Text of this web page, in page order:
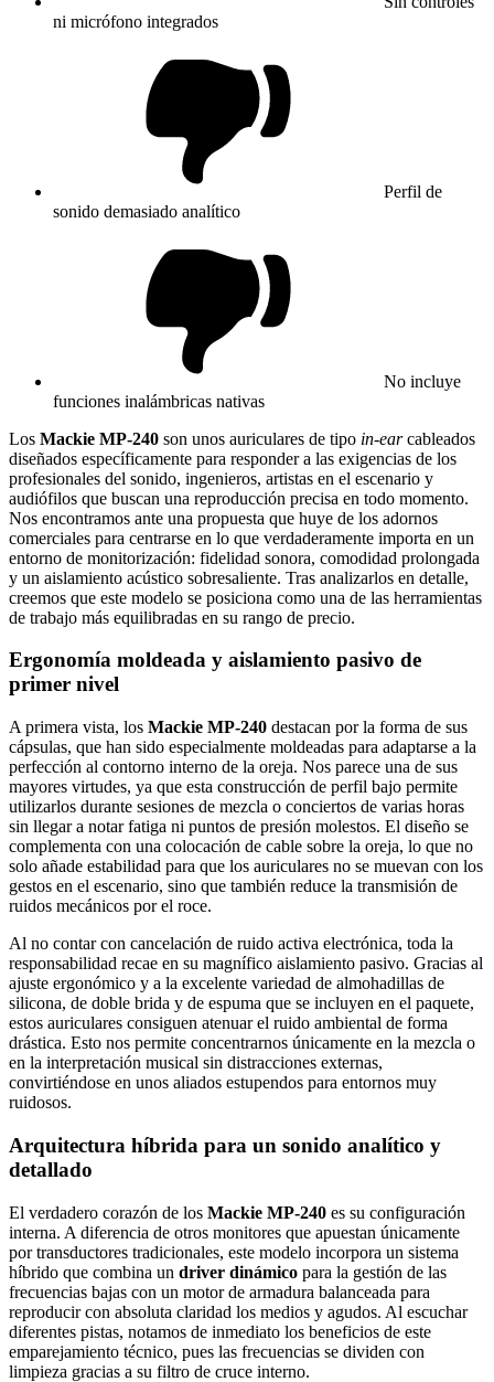
ni micrófono integrados
Perfil de
sonido demasiado analítico
No incluye
funciones inalámbricas nativas
Los Mackie MP-240 son unos auriculares de tipo in-earcableados
diseñados específicamente para responder a las exigencias de los
profesionales del sonido, ingenieros, artistas en el escenario y
audiófilos que buscan una reproducción precisa en todo momento.
Nos encontramos ante una propuesta que huye de los adornos
comerciales para centrarse en lo que verdaderamente importa en un
entorno de monitorización: fidelidad sonora, comodidad prolongada
y un aislamiento acústico sobresaliente. Tras analizarlos en detalle,
creemos que este modelo se posiciona como una de las herramientas
de trabajo más equilibradas en su rango de precio.
Ergonomía moldeada y aislamiento pasivo de
primer nivel
A primera vista, los Mackie MP-240 destacan por la forma de sus
cápsulas, que han sido especialmente moldeadas para adaptarse a la
perfección al contorno interno de la oreja. Nos parece una de sus
mayores virtudes, ya que esta construcción de perfil bajo permite
utilizarlos durante sesiones de mezcla o conciertos de varias horas
sin llegar a notar fatiga ni puntos de presión molestos. El diseño se
complementa con una colocación de cable sobre la oreja, lo que no
solo añade estabilidad para que los auriculares no se muevan con los
gestos en el escenario, sino que también reduce la transmisión de
ruidos mecánicos por el roce.
Al no contar con cancelación de ruido activa electrónica, toda la
responsabilidad recae en su magnífico aislamiento pasivo. Gracias al
ajuste ergonómico y a la excelente variedad de almohadillas de
silicona, de doble brida y de espuma que se incluyen en el paquete,
estos auriculares consiguen atenuar el ruido ambiental de forma
drástica. Esto nos permite concentrarnos únicamente en la mezcla o
en la interpretación musical sin distracciones externas,
convirtiéndose en unos aliados estupendos para entornos muy
ruidosos.
Arquitectura híbrida para un sonido analítico y
detallado
El verdadero corazón de los Mackie MP-240 es su configuración
interna. A diferencia de otros monitores que apuestan únicamente
por transductores tradicionales, este modelo incorpora un sistema
híbrido que combina un driver dinámico para la gestión de las
frecuencias bajas con un motor de armadura balanceada para
reproducir con absoluta claridad los medios y agudos. Al escuchar
diferentes pistas, notamos de inmediato los beneficios de este
emparejamiento técnico, pues las frecuencias se dividen con
limpieza gracias a su filtro de cruce interno.